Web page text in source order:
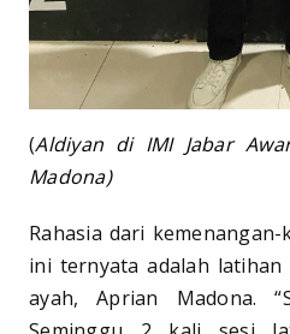
(Aldiyan di IMI Jabar
Madona)
Rahasia dari
ini ternyata adalah
ayah, Aprian Madona.